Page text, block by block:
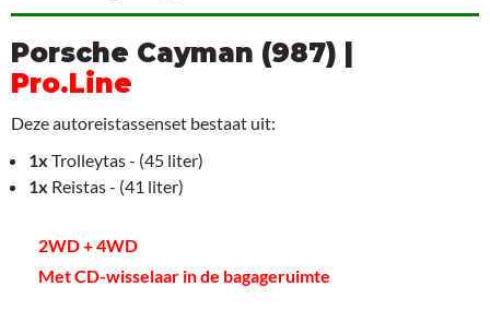
Porsche Cayman (987) |
Pro.Line
Deze autoreistassenset bestaat uit:
1x Trolleytas - (45 liter)
1x Reistas - (41 liter)
2WD + 4WD
Met CD-wisselaar in de bagageruimte